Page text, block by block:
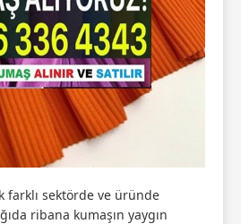
farklı sektörde ve üründe
ribana kumaşın yaygın